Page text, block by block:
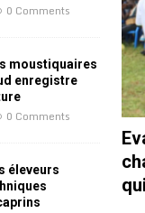
0 Comments
moustiquaires
enregistre
0 Comments
éleveurs